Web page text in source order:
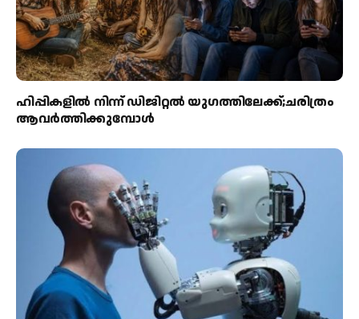
ഹിപ്പികളില്‍ നിന്ന് ഡിജിറ്റല്‍ യുഗത്തിലേക്ക്;ചരിത്രം
ആവര്‍ത്തിക്കുമ്പോള്‍